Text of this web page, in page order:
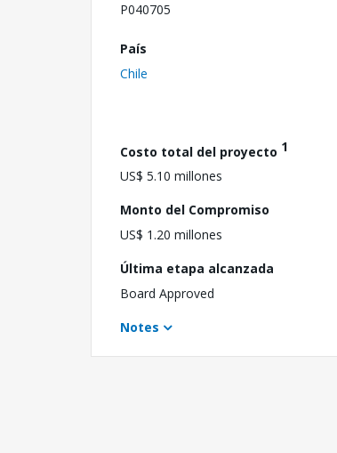
P040705
País
Chile
Costo total del proyecto 1
US$ 5.10 millones
Monto del Compromiso
US$ 1.20 millones
Última etapa alcanzada
Board Approved
Notes